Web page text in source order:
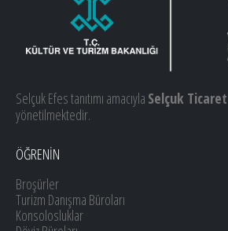
Selçuk Efes tanıtımı amacıyla Selçuk
yönetilmektedir.
ÖĞRENİN
Broşürler
Turizm Danışma Büroları
Konsolosluklar